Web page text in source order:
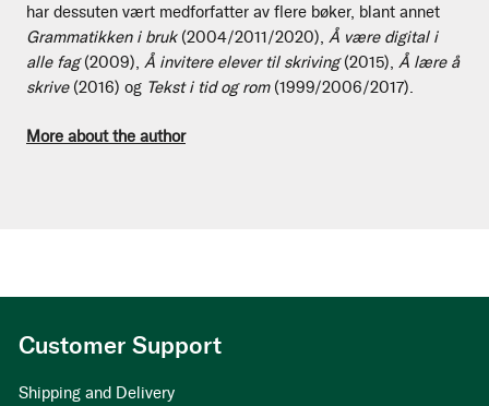
har dessuten vært medforfatter av flere bøker, blant annet
Grammatikken i bruk (2004/2011/2020), Å være digital i
alle fag(2009), Å invitere elever til skriving(2015), Å lære å
skrive(2016) og Tekst i tid og rom(1999/2006/2017).
More about the author
Customer Support
Shipping and Delivery